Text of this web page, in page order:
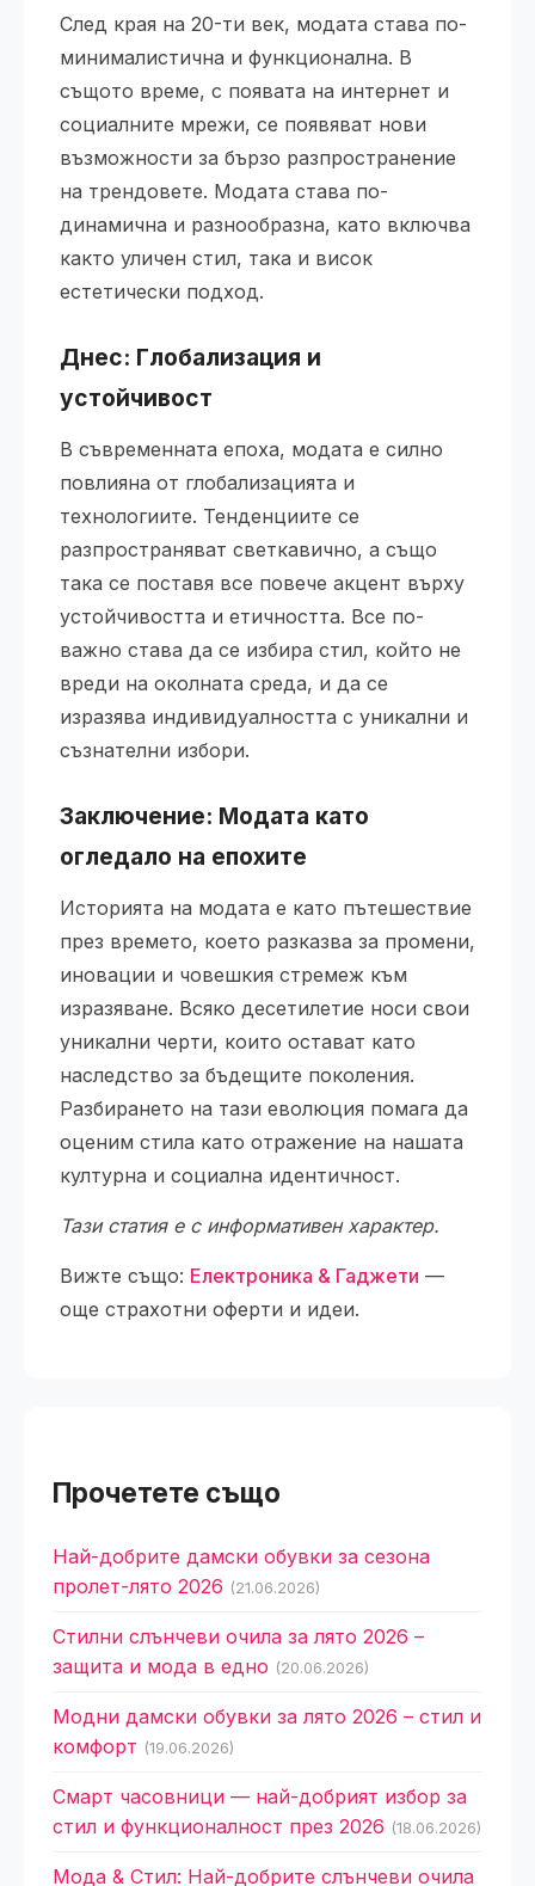
След края на 20-ти век, модата става по-
минималистична и функционална. В
същото време, с появата на интернет и
социалните мрежи, се появяват нови
възможности за бързо разпространение
на трендовете. Модата става по-
динамична и разнообразна, като включва
както уличен стил, така и висок
естетически подход.
Днес: Глобализация и
устойчивост
В съвременната епоха, модата е силно
повлияна от глобализацията и
технологиите. Тенденциите се
разпространяват светкавично, а също
така се поставя все повече акцент върху
устойчивостта и етичността. Все по-
важно става да се избира стил, който не
вреди на околната среда, и да се
изразява индивидуалността с уникални и
съзнателни избори.
Заключение: Модата като
огледало на епохите
Историята на модата е като пътешествие
през времето, което разказва за промени,
иновации и човешкия стремеж към
изразяване. Всяко десетилетие носи свои
уникални черти, които остават като
наследство за бъдещите поколения.
Разбирането на тази еволюция помага да
оценим стила като отражение на нашата
културна и социална идентичност.
Тази статия е с информативен характер.
Вижте също: Електроника & Гаджети —
още страхотни оферти и идеи.
Прочетете също
Най-добрите дамски обувки за сезона
пролет-лято 2026 (21.06.2026)
Стилни слънчеви очила за лято 2026 –
защита и мода в едно (20.06.2026)
Модни дамски обувки за лято 2026 – стил и
комфорт (19.06.2026)
Смарт часовници — най-добрият избор за
стил и функционалност през 2026 (18.06.2026)
Мода & Стил: Най-добрите слънчеви очила